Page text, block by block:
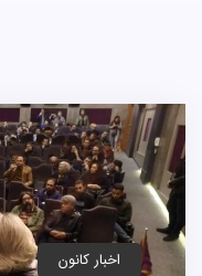
اخبار کانون